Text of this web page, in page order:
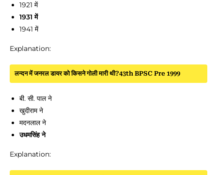
1921 में
1931 में
1941 में
Explanation:
लन्दन में जनरल डायर को किसने गोली मारी थी?43th BPSC Pre 1999
बी. सी. पाल ने
खुदीराम ने
मदनलाल ने
उधमसिंह ने
Explanation: